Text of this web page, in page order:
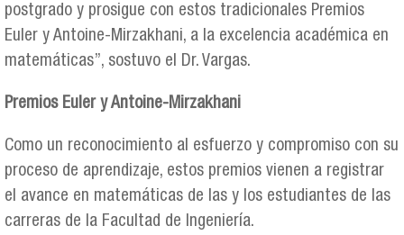
postgrado y prosigue con estos tradicionales Premios
Euler y Antoine-Mirzakhani, a la excelencia académica en
matemáticas”, sostuvo el Dr. Vargas.
Premios Euler y Antoine-Mirzakhani
Como un reconocimiento al esfuerzo y compromiso con su
proceso de aprendizaje, estos premios vienen a registrar
el avance en matemáticas de las y los estudiantes de las
carreras de la Facultad de Ingeniería.